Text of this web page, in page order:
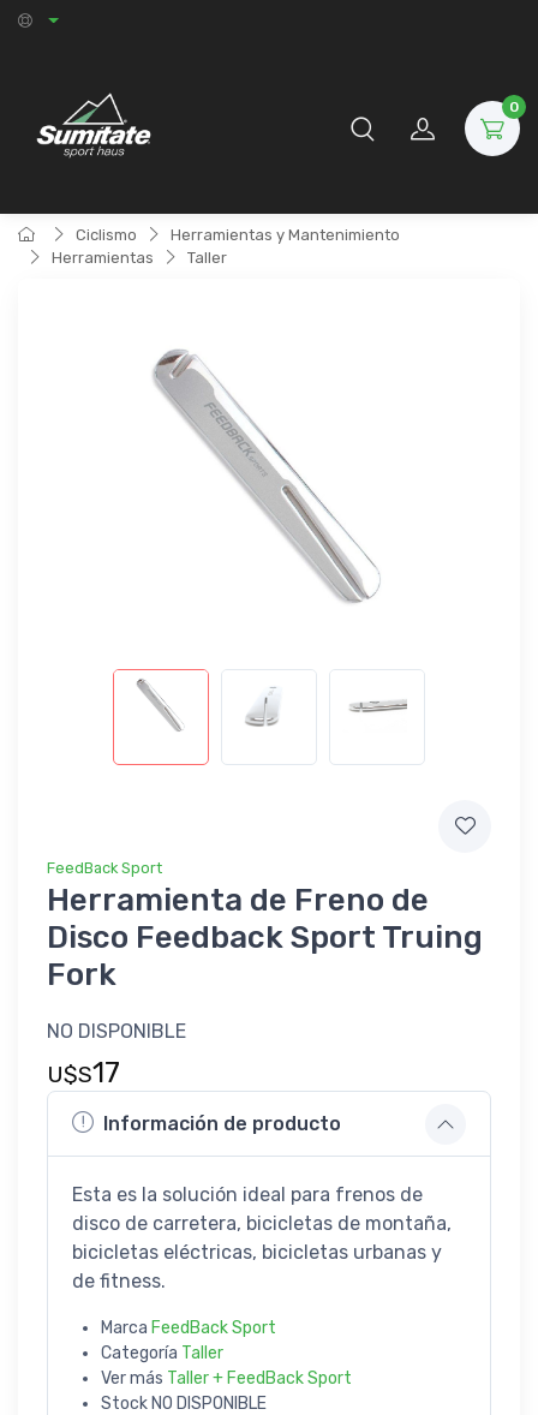
0
Ciclismo
Herramientas y Mantenimiento
Herramientas
Taller
FeedBack Sport
Herramienta de Freno de
Disco Feedback Sport Truing
Fork
NO DISPONIBLE
U$S17
Información de producto
Esta es la solución ideal para frenos de
disco de carretera, bicicletas de montaña,
bicicletas eléctricas, bicicletas urbanas y
de fitness.
Marca FeedBack Sport
Categoría Taller
Ver más Taller + FeedBack Sport
Stock NO DISPONIBLE